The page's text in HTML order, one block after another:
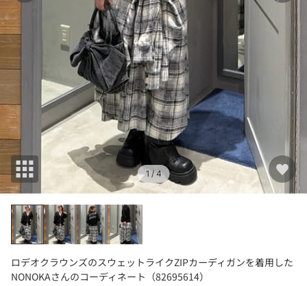
1/ 4
ロデオクラウンズのスウェットライクZIPカーディガンを着用した
NONOKAさんのコーディネート（82695614）